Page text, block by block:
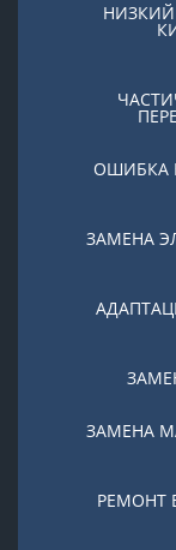
ОШИБКА
ЗАМЕНА
ЗАМЕНА
РЕМОНТ